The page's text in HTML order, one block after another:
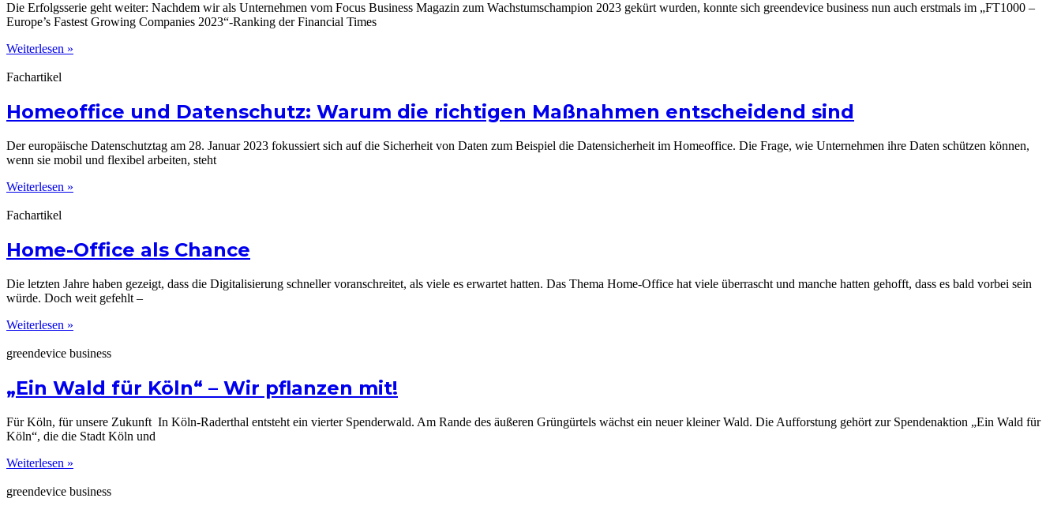
Die Erfolgsserie geht weiter: Nachdem wir als Unternehmen vom Focus Business Magazin zum Wachstumschampion 2023 gekürt wurden, konnte sich greendevice business nun auch erstmals im „FT1000 –
Europe’s Fastest Growing Companies 2023“-Ranking der Financial Times
Weiterlesen »
Fachartikel
Homeoffice und Datenschutz: Warum die richtigen Maßnahmen entscheidend sind
Der europäische Datenschutztag am 28. Januar 2023 fokussiert sich auf die Sicherheit von Daten zum Beispiel die Datensicherheit im Homeoffice. Die Frage, wie Unternehmen ihre Daten schützen können,
wenn sie mobil und flexibel arbeiten, steht
Weiterlesen »
Fachartikel
Home-Office als Chance
Die letzten Jahre haben gezeigt, dass die Digitalisierung schneller voranschreitet, als viele es erwartet hatten. Das Thema Home-Office hat viele überrascht und manche hatten gehofft, dass es bald vorbei sein
würde. Doch weit gefehlt –
Weiterlesen »
greendevice business
„Ein Wald für Köln“ – Wir pflanzen mit!
Für Köln, für unsere Zukunft In Köln-Raderthal entsteht ein vierter Spenderwald. Am Rande des äußeren Grüngürtels wächst ein neuer kleiner Wald. Die Aufforstung gehört zur Spendenaktion „Ein Wald für
Köln“, die die Stadt Köln und
Weiterlesen »
greendevice business